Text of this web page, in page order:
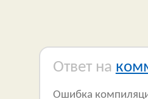
Ответ на
Ошибка